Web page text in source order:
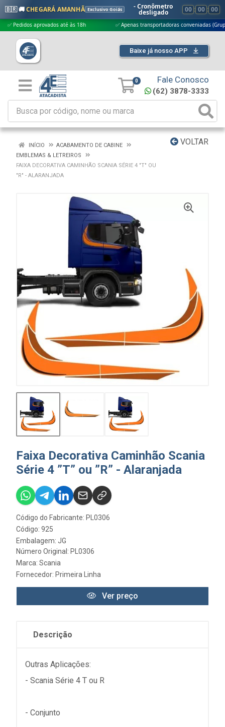
🇧🇷 🚚CHEGARÁ AMANHÃ Exclusivo Goiás - Cronômetro
desligado 00 : 00 : 00
aprovados até às 18h ✅ Apenas transportadoras conveniadas (Grupo G5)
Baixe já nosso APP
0 Fale Conosco
(62) 3878-3333
VOLTAR
INÍCIO
ACABAMENTO DE CABINE
EMBLEMAS & LETREIROS
FAIXA DECORATIVA CAMINHÃO SCANIA SÉRIE 4 "T" OU
"R" - ALARANJADA
Faixa Decorativa Caminhão Scania
Série 4 ”T” ou ”R” - Alaranjada
Código do Fabricante: PL0306
Código: 925
Embalagem: JG
Número Original: PL0306
Marca: Scania
Fornecedor: Primeira Linha
Ver preço
Descrição
Outras Aplicações:
- Scania Série 4 T ou R
- Conjunto